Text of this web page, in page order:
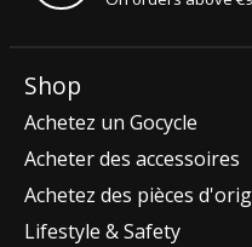
Shop
Achetez un Gocycle
Acheter des accessoires
Achetez des pièces
Lifestyle & Safety